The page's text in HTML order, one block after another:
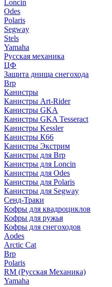
Loncin
Odes
Polaris
Segway
Stels
Yamaha
Русская механика
ЦФ
Защита днища снегохода
Brp
Канистры
Канистры Art-Rider
Канистры GKA
Канистры GKA Tesseract
Канистры Kessler
Канистры К66
Канистры Экстрим
Канистры для Brp
Канистры для Loncin
Канистры для Odes
Канистры для Polaris
Канистры для Segway
Сенд-Траки
Кофры для квадроциклов
Кофры для ружья
Кофры для снегоходов
Aodes
Arctic Cat
Brp
Polaris
RM (Русская Механика)
Yamaha